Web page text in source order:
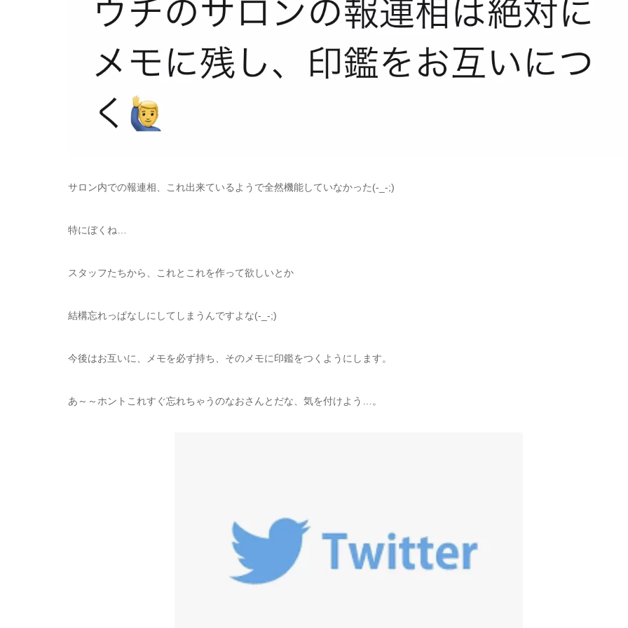
サロン内での報連相、これ出来ているようで全然機能していなかった(-_-;)
特にぼくね…
スタッフたちから、これとこれを作って欲しいとか
結構忘れっぱなしにしてしまうんですよな(-_-;)
今後はお互いに、メモを必ず持ち、そのメモに印鑑をつくようにします。
あ～～ホントこれすぐ忘れちゃうのなおさんとだな、気を付けよう…。